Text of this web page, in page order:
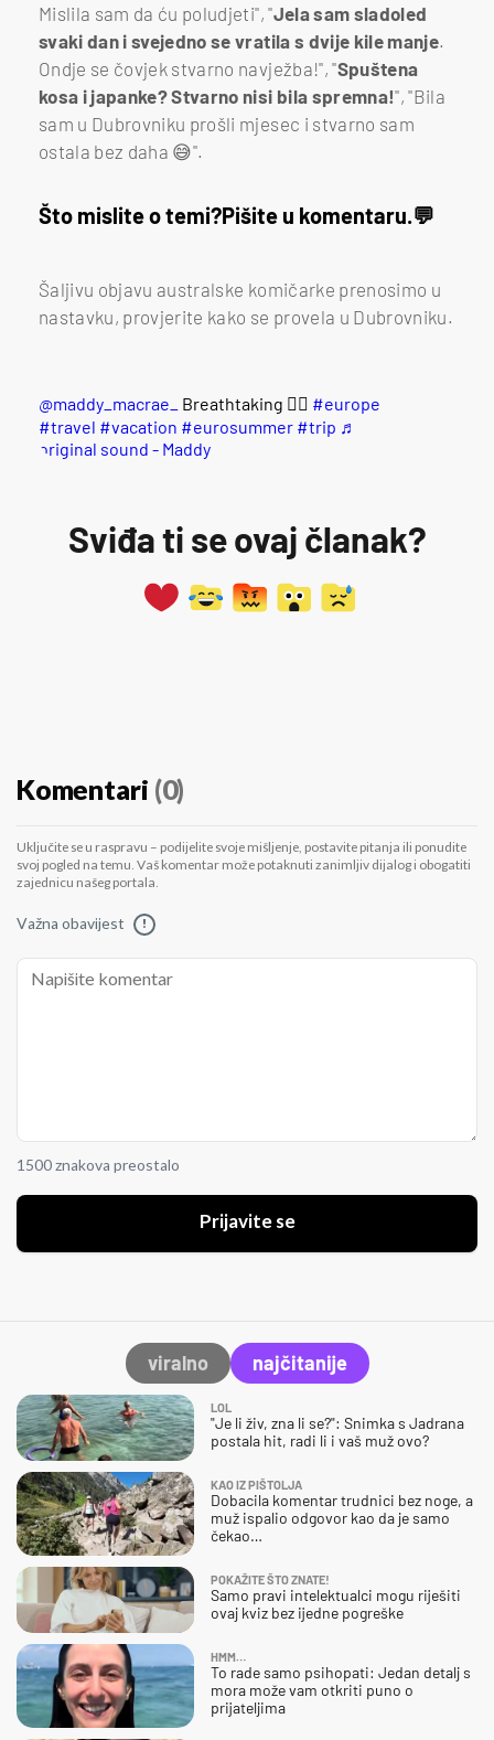
Mislila sam da ću poludjeti", "Jela sam sladoled
svaki dan i svejedno se vratila s dvije kile manje.
Ondje se čovjek stvarno navježba!", "Spuštena
kosa i japanke? Stvarno nisi bila spremna!", "Bila
sam u Dubrovniku prošli mjesec i stvarno sam
ostala bez daha 😅".
Što mislite o temi?Pišite u komentaru.
Šaljivu objavu australske komičarke prenosimo u
nastavku, provjerite kako se provela u Dubrovniku.
@maddy_macrae_ Breathtaking 😮‍💨 #europe
#travel #vacation #eurosummer #trip ♬
original sound - Maddy
Sviđa ti se ovaj članak?
Komentari (0)
Uključite se u raspravu – podijelite svoje mišljenje, postavite pitanja ili ponudite
svoj pogled na temu. Vaš komentar može potaknuti zanimljiv dijalog i obogatiti
zajednicu našeg portala.
Važna obavijest !
1500 znakova preostalo
Prijavite se
viralno najčitanije
LOL
"Je li živ, zna li se?": Snimka s Jadrana
postala hit, radi li i vaš muž ovo?
KAO IZ PIŠTOLJA
Dobacila komentar trudnici bez noge, a
muž ispalio odgovor kao da je samo
čekao…
POKAŽITE ŠTO ZNATE!
Samo pravi intelektualci mogu riješiti
ovaj kviz bez ijedne pogreške
HMM…
To rade samo psihopati: Jedan detalj s
mora može vam otkriti puno o
prijateljima